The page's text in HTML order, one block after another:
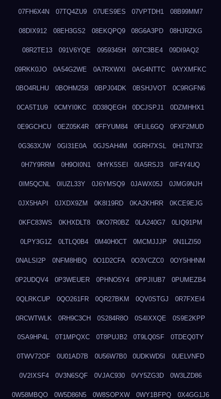
07FH6X4N 07TQ4ZU9 07UES9ES 07VPTDH1 08B99MM7
08DIX912 08EH3GS2 08EKQPQ9 08G6A3PD 08HJRZKG
08R2TE13 091V6YQE 0959345H 097C3BE4 09DI9AQ2
09RKK0JO 0A54G2WE 0A7RXWXI 0AG4NTTC 0AYXMFKC
0BO4RLHU 0BOHM258 0BPJ04DK 0BSHJVOT 0C9RGFN6
0CA5T1U9 0CMYI0KC 0D38QEGH 0DCJSPJ1 0DZMHHX1
0E9GCHCU 0EZ05K4R 0FFYUM84 0FLIL6GQ 0FXF2MUD
0G363XJW 0GI31E0A 0GJSAH4M 0GRH7XSL 0H17NT32
0H7Y9RRM 0H9OI0N1 0HYK5SEI 0IA5RSJ3 0IF4Y4UQ
0IM5QCNL 0IUZL33Y 0J6YMSQ9 0JAWX05J 0JMG9NJH
0JX5HAPI 0JXDX9ZM 0K8I19RD 0KA2KHRR 0KCE9EJG
0KFC83WS 0KHXDLT8 0KO7R0BZ 0LA240G7 0LIQ91PM
0LPY3G1Z 0LTLQ0B4 0M40H0CT 0MCMJJJP 0N1LZI50
0NALSI2P 0NFM8HBQ 0O1D2CFA 0O3VCZC0 0OY5HHNM
0P2UDQV4 0P3WEUER 0PHNO5Y4 0PPJIUB7 0PUMEZB4
0QLRKCUP 0QO261FR 0QR27BKM 0QV0STGJ 0R7FXEI4
0RCWTWLK 0RH9C3CH 0S284R8O 0S4IXXQE 0S9E2KPP
0SA9HP4L 0T1MPQXC 0T8PUJB2 0T9LQ0SF 0TDEQ0TY
0TWV72OF 0U01AD7B 0U56W7B0 0UDKWD5I 0UELVNFD
0V2IXSF4 0V3N6SQF 0VJAC930 0VY5ZG3D 0W3LZD86
0W58MBQO 0W5D86N5 0W8SOPXW 0WY1BFPQ 0X4GG1J6